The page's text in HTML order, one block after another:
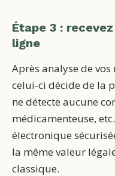
Étape 3 :
ligne
Après analyse de
celui-ci décide de la
ne détecte aucune
médicamenteuse,
électronique
la même valeur
classique.